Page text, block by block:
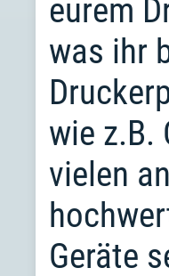
eurem
was ihr
wie z.B.
vielen
Geräte